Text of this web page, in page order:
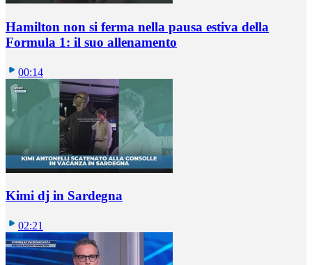
Hamilton non si ferma nella pausa estiva della
Formula 1: il suo allenamento
00:14
Kimi dj in Sardegna
02:21